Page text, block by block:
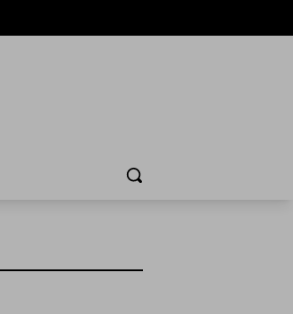
Cerca